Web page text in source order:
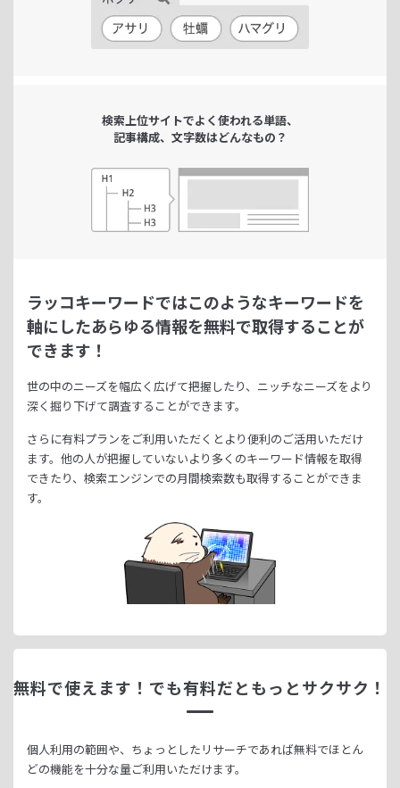
検索上位サイトでよく使われる単語、
記事構成、文字数はどんなもの？
ラッコキーワードではこのようなキーワードを
軸にしたあらゆる情報を無料で取得することが
できます！
世の中のニーズを幅広く広げて把握したり、 ニッチなニーズをより
深く掘り下げて調査することができます。
さらに有料プランをご利用いただくとより便利のご活用いただけ
ます。 他の人が把握していないより多くのキーワード情報を取得
できたり、 検索エンジンでの月間検索数も取得することができま
す。
無料で使えます！ でも有料だともっとサクサク！
個人利用の範囲や、ちょっとしたリサーチであれば無料でほとん
どの機能を十分な量ご利用いただけます。